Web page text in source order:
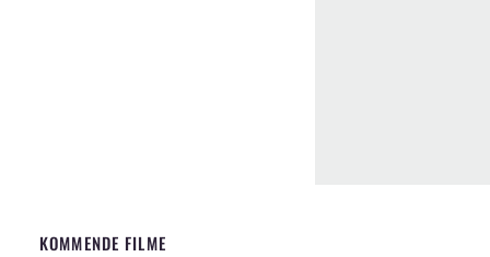
KOMMENDE FILME